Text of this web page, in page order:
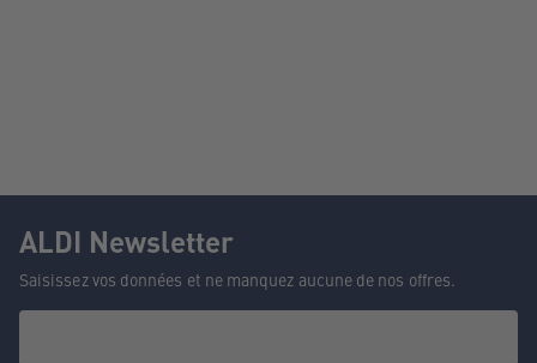
ALDI Newsletter
Saisissez vos données et ne manquez aucune de nos offres.